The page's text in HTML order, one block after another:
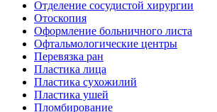
Отделение сосудистой хирургии
Отоскопия
Оформление больничного листа
Офтальмологические центры
Перевязка ран
Пластика лица
Пластика сухожилий
Пластика ушей
Пломбирование